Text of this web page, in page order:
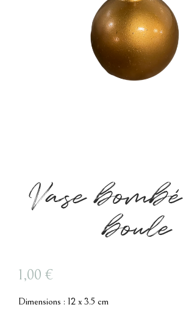
Vase
boule
1,00 €
Dimensions : 12 x 3.5 cm